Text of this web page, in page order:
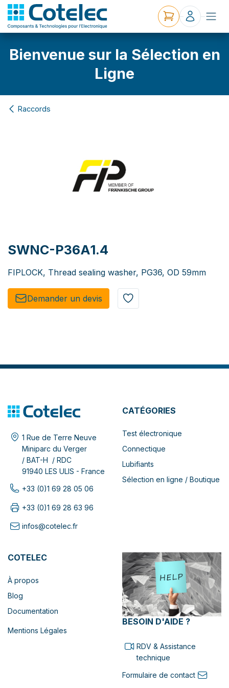
Bienvenue sur la Sélection en
Ligne
Raccords
SWNC-P36A1.4
FIPLOCK, Thread sealing washer, PG36, OD 59mm
Demander un de​​vis​​
1 Rue de Terre Neuve
Miniparc du Verger
/ BAT-H / RDC
91940 LES ULIS - France
+33 (0)1 69 28 05 06
+33 (0)1 69 28 63 96
infos@cotelec.fr
CATÉGORIES
Test électronique
Connectique
Lubifiants
Sélection en ligne / Boutique
COTELEC
À propos
Blog
Documentation
Mentions Légales
BESOIN D'AIDE ?
RDV & Assistance
technique
Formulaire de contact